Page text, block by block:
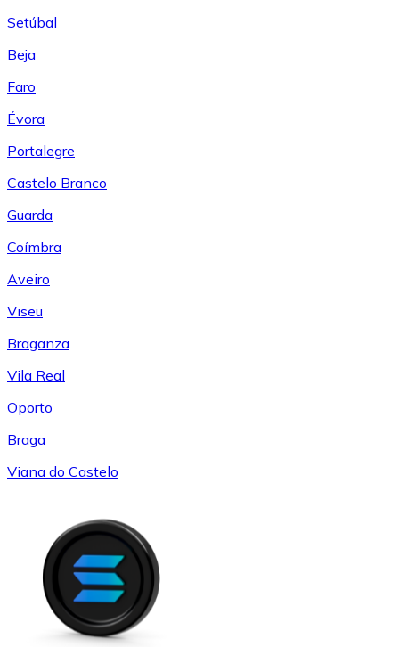
Setúbal
Beja
Faro
Évora
Portalegre
Castelo Branco
Guarda
Coímbra
Aveiro
Viseu
Braganza
Vila Real
Oporto
Braga
Viana do Castelo